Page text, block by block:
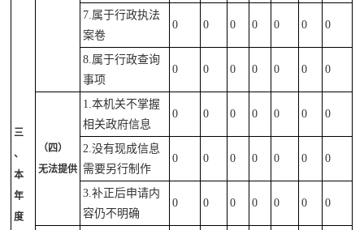
三
、
本
年
度
7.属于行政执法
案卷
0 0 0 0 0 0 0
8.属于行政查询
事项
0 0 0 0 0 0 0
（四）
无法提供
1.本机关不掌握
相关政府信息
0 0 0 0 0 0 0
2.没有现成信息
需要另行制作
0 0 0 0 0 0 0
3.补正后申请内
容仍不明确
0 0 0 0 0 0 0